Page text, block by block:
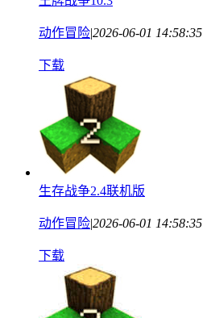
动作冒险|2026-06-01 14:58:35
下载
生存战争2.4联机版
动作冒险|2026-06-01 14:58:35
下载